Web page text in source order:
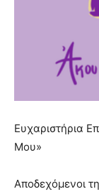
Ευχαριστήρια
Μου»
Αποδεχόμενοι